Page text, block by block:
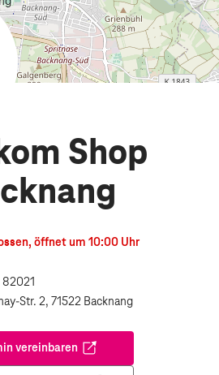
Shop
öffnet um 10:00 Uhr
82021
Str. 2, 71522 Backnang
vereinbaren
Öffnet in einem neuen Tab